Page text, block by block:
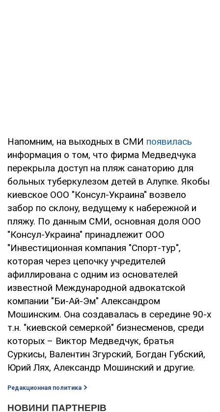
Напомним, на выходных в СМИ появилась
информация о том, что фирма Медведчука
перекрыла доступ на пляж санаторию для
больных туберкулезом детей в Алупке. Якобы
киевское ООО "Консул-Украина" возвело
забор по склону, ведущему к набережной и
пляжу. По данным СМИ, основная доля ООО
"Консул-Украина" принадлежит ООО
"Инвестиционная компания "Спорт-тур",
которая через цепочку учредителей
афиллирована с одним из основателей
известной Международной адвокатской
компании "Би-Ай-Эм" Александром
Мошинским. Она создавалась в середине 90-х
т.н. "киевской семеркой" бизнесменов, среди
которых – Виктор Медведчук, братья
Суркисы, Валентин Згурский, Богдан Губский,
Юрий Лях, Александр Мошинский и другие.
Редакционная политика